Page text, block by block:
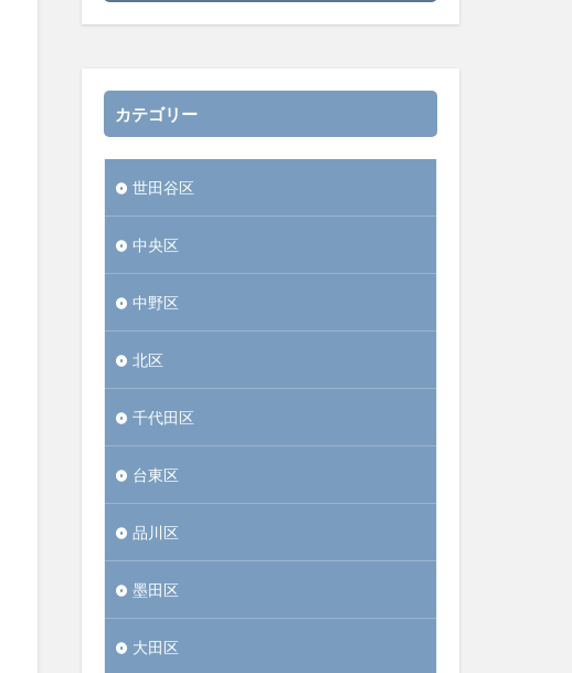
カテゴリー
世田谷区
中央区
中野区
北区
千代田区
台東区
品川区
墨田区
大田区